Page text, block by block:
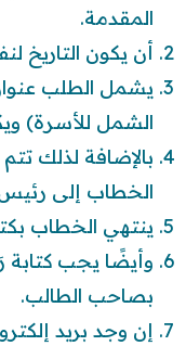
المقدمة.
أن يكون التاريخ
يشمل الطلب
الشمل للأسرة)
بالإضافة لذلك
الخطاب إلى رئيس
ينتهي الخطاب
وأيضًا يجب
بصاحب الطالب.
إن وجد بريد